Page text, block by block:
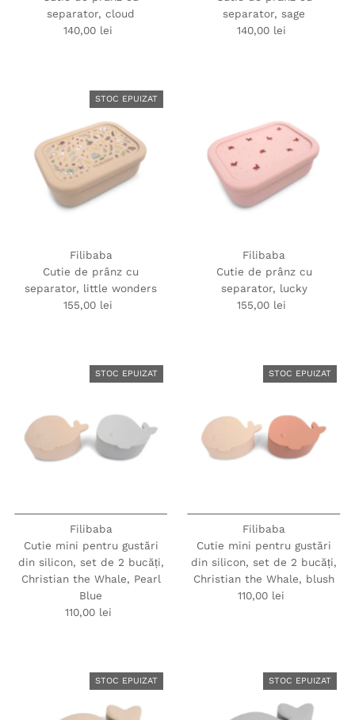
separator, cloud
Preț
140,00 lei
separator, sage
Preț
140,00 lei
STOC EPUIZAT
Filibaba
Cutie de prânz cu
separator, little wonders
Preț
155,00 lei
Filibaba
Cutie de prânz cu
separator, lucky
Preț
155,00 lei
STOC EPUIZAT
Filibaba
Cutie mini pentru gustări
din silicon, set de 2 bucăți,
Christian the Whale, Pearl
Blue
Preț
110,00 lei
STOC EPUIZAT
Filibaba
Cutie mini pentru gustări
din silicon, set de 2 bucăți,
Christian the Whale, blush
Preț
110,00 lei
STOC EPUIZAT STOC EPUIZAT